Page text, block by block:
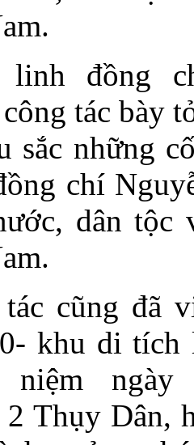
linh đồng
tác bày
sắc những
chí
dân tộc
cũng đã
khu di tích
ngày
Thụy Dân,